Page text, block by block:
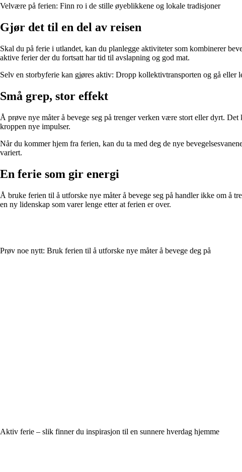
Velvære på ferien: Finn ro i de stille øyeblikkene og lokale tradisjoner
Gjør det til en del av reisen
Skal du på ferie i utlandet, kan du planlegge aktiviteter som kombinerer
aktive ferier der du fortsatt har tid til avslapning og god mat.
Selv en storbyferie kan gjøres aktiv: Dropp kollektivtransporten og gå eller
Små grep, stor effekt
Å prøve nye måter å bevege seg på trenger verken være stort eller dyrt.
kroppen nye impulser.
Når du kommer hjem fra ferien, kan du ta med deg de nye
variert.
En ferie som gir energi
Å bruke ferien til å utforske nye måter å bevege seg på handler ikke om å
en ny lidenskap som varer lenge etter at ferien er over.
Prøv noe nytt: Bruk ferien til å utforske nye måter å bevege deg på
Aktiv ferie – slik finner du inspirasjon til en sunnere hverdag hjemme